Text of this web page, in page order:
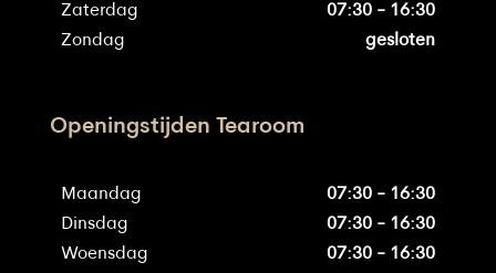
Zaterdag
07:30 - 16:30
Zondag
gesloten
Openingstijden Tearoom
Maandag
07:30 - 16:30
Dinsdag
07:30 - 16:30
Woensdag
07:30 - 16:30